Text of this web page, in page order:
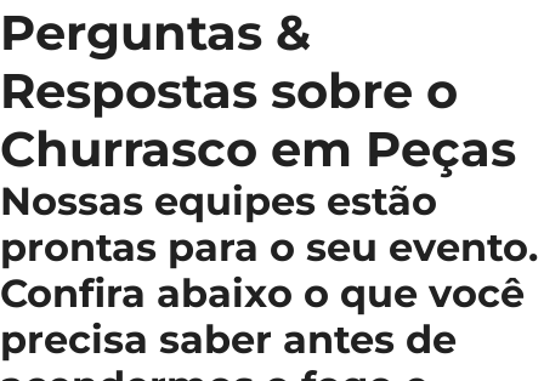
Perguntas &
Respostas sobre o
Churrasco em Peças
Nossas equipes estão
prontas para o seu evento.
Confira abaixo o que você
precisa saber antes de